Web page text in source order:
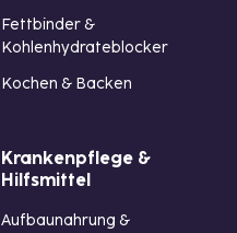
Fettbinder &
Kohlenhydrateblocker
Kochen & Backen
Krankenpflege &
Hilfsmittel
Aufbaunahrung &